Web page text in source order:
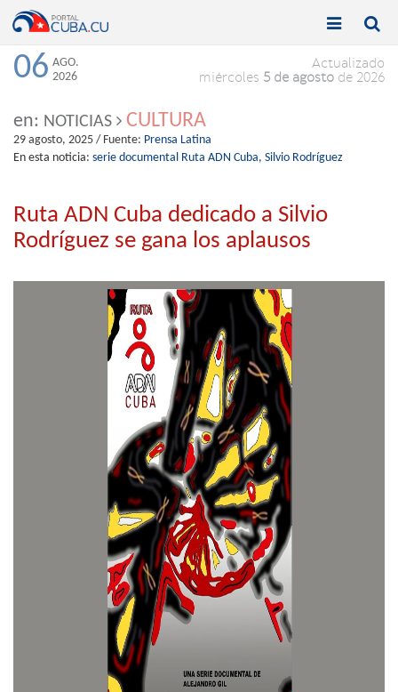
Toggle

Toggle

06 AGO.
2026
Actualizado
miércoles 5 de agosto de 2026
en: NOTICIAS CULTURA
29 agosto, 2025 / Fuente: Prensa Latina
En esta noticia: serie documental Ruta ADN Cuba, Silvio Rodríguez
Ruta ADN Cuba dedicado a Silvio
Rodríguez se gana los aplausos